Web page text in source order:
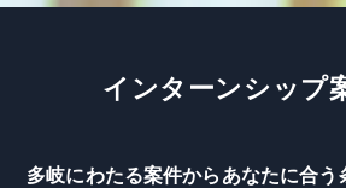
イ ンタ ーン シ ッ プ
多岐にわたる案件からあなたに合う